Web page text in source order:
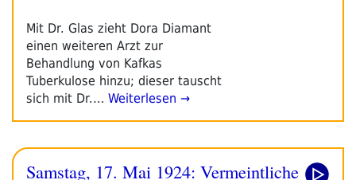
Mit Dr. Glas zieht Dora Diamant
einen weiteren Arzt zur
Behandlung von Kafkas
Tuberkulose hinzu; dieser tauscht
sich mit Dr.… Weiterlesen →
Samstag, 17. Mai 1924: Vermeintliche